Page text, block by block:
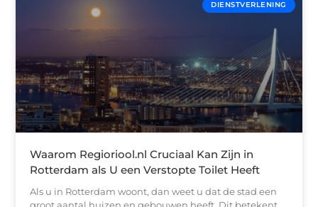
DIENSTVERLENING
Waarom Regioriool.nl Cruciaal Kan Zijn in
Rotterdam als U een Verstopte Toilet Heeft
Als u in Rotterdam woont, dan weet u dat de stad een